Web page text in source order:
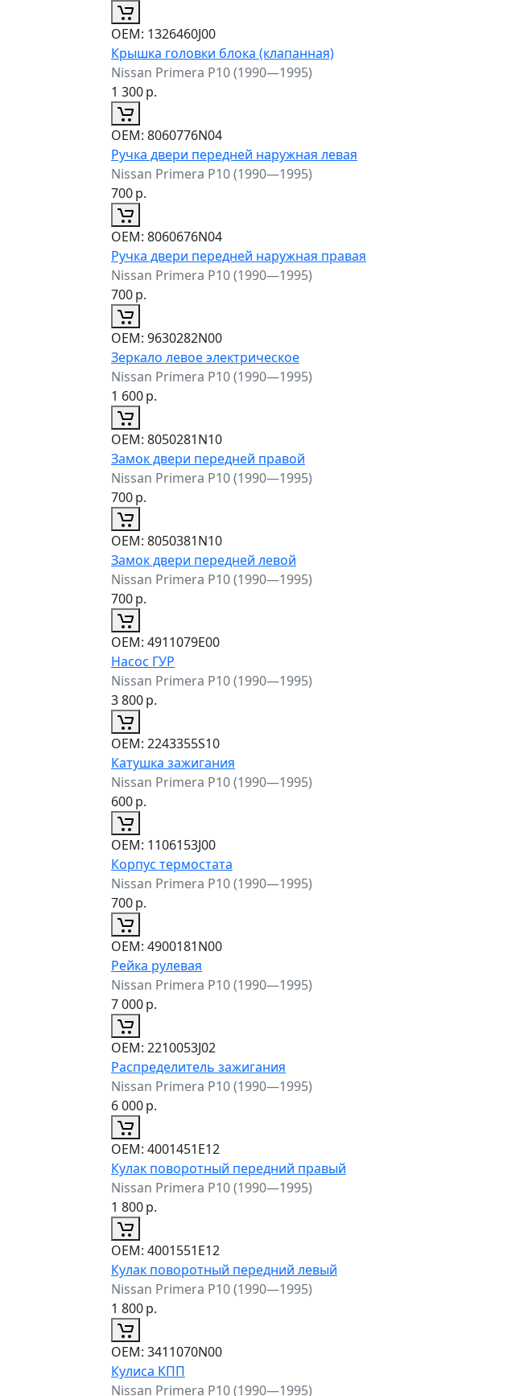
ОЕМ: 1326460J00
Крышка головки блока (клапанная)
Nissan Primera P10 (1990—1995)
1 300р.
ОЕМ: 8060776N04
Ручка двери передней наружная левая
Nissan Primera P10 (1990—1995)
700р.
ОЕМ: 8060676N04
Ручка двери передней наружная правая
Nissan Primera P10 (1990—1995)
700р.
ОЕМ: 9630282N00
Зеркало левое электрическое
Nissan Primera P10 (1990—1995)
1 600р.
ОЕМ: 8050281N10
Замок двери передней правой
Nissan Primera P10 (1990—1995)
700р.
ОЕМ: 8050381N10
Замок двери передней левой
Nissan Primera P10 (1990—1995)
700р.
ОЕМ: 4911079E00
Насос ГУР
Nissan Primera P10 (1990—1995)
3 800р.
ОЕМ: 2243355S10
Катушка зажигания
Nissan Primera P10 (1990—1995)
600р.
ОЕМ: 1106153J00
Корпус термостата
Nissan Primera P10 (1990—1995)
700р.
ОЕМ: 4900181N00
Рейка рулевая
Nissan Primera P10 (1990—1995)
7 000р.
ОЕМ: 2210053J02
Распределитель зажигания
Nissan Primera P10 (1990—1995)
6 000р.
ОЕМ: 4001451E12
Кулак поворотный передний правый
Nissan Primera P10 (1990—1995)
1 800р.
ОЕМ: 4001551E12
Кулак поворотный передний левый
Nissan Primera P10 (1990—1995)
1 800р.
ОЕМ: 3411070N00
Кулиса КПП
Nissan Primera P10 (1990—1995)